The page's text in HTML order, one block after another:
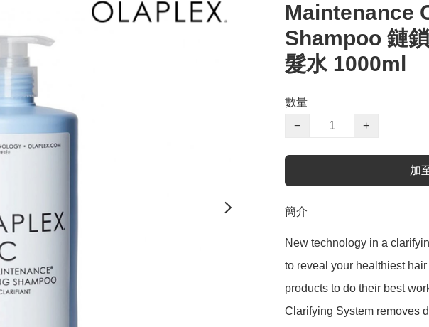
Maintenance
Shampoo 鏈
髮水 1000ml
數量
−
+
加
簡介
New technology in a
to reveal your healthiest
products to do their best
Clarifying System removes